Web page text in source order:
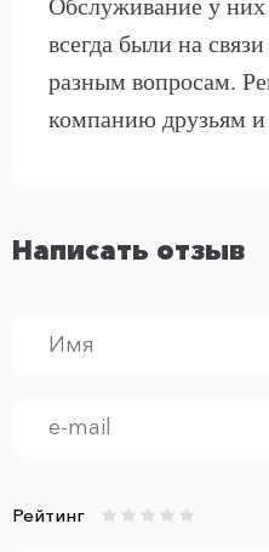
Обслуживание у
всегда были на
разным вопросам.
компанию друзьям
Написать отзыв
Рейтинг